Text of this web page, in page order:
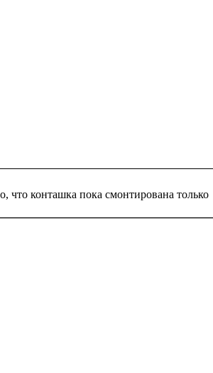
что конташка пока смонтирована только